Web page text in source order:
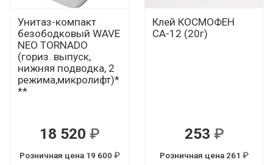
Унитаз-компакт
безободковый WAVE
NEO TORNADO
(гориз. выпуск,
нижняя подводка, 2
режима,микролифт)*
**
18 520
Розничная цена 19 600
Клей КОСМОФЕН
СА-12 (20г)
253
Розничная цена 261
Р
Р Р